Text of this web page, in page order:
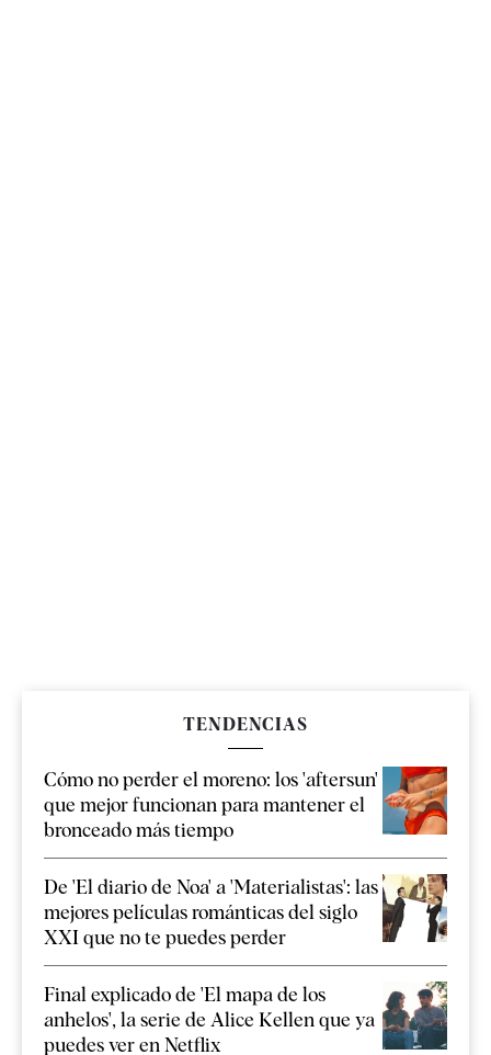
TENDENCIAS
Cómo no perder el moreno: los 'aftersun'
que mejor funcionan para mantener el
bronceado más tiempo
De 'El diario de Noa' a 'Materialistas': las
mejores películas románticas del siglo
XXI que no te puedes perder
Final explicado de 'El mapa de los
anhelos', la serie de Alice Kellen que ya
puedes ver en Netflix